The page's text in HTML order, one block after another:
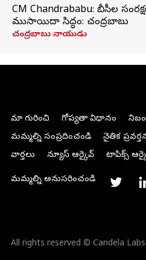
CM Chandrababu: బీసీల
ముసాయిదా సిద్ధం: చంద్రబాబు
చంద్రబాబు నాయుడు
మా గురించి గోప్యతా విధానం
మమ్మల్ని సంప్రదించండి
నైతిక
వార్తలు
న్యూస్ ఆర్కైవ్ టాపిక్స్
మమ్మల్ని అనుసరించండి
All rights reserved © Candela